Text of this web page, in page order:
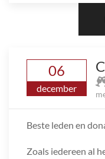
06
december
Beste leden en
Zoals iedereen al